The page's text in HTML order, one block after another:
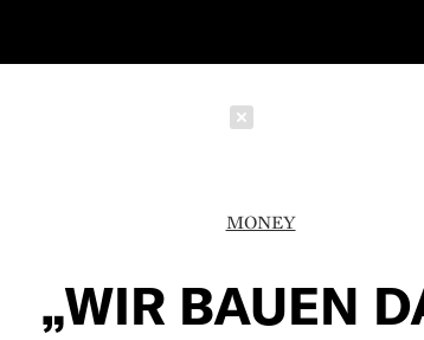
MONEY
„WIR BAUEN